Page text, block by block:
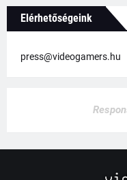
Elérhetőségeink
press@videogamers.hu